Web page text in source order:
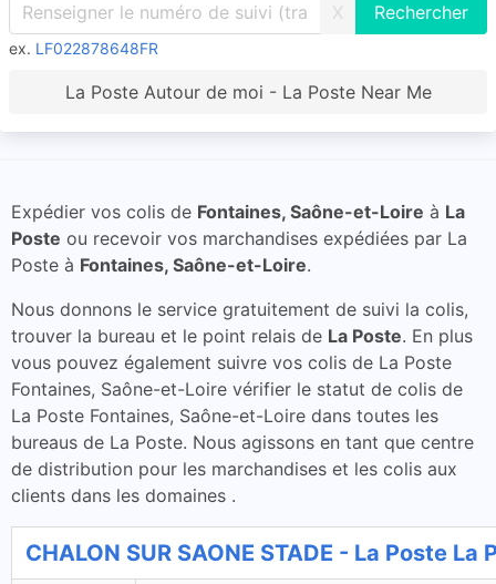
X
ex. LF022878648FR
La Poste Autour de moi - La Poste Near Me
Expédier vos colis de Fontaines, Saône-et-Loire à La
Poste ou recevoir vos marchandises expédiées par La
Poste à Fontaines, Saône-et-Loire.
Nous donnons le service gratuitement de suivi la colis,
trouver la bureau et le point relais de La Poste. En plus
vous pouvez également suivre vos colis de La Poste
Fontaines, Saône-et-Loire vérifier le statut de colis de
La Poste Fontaines, Saône-et-Loire dans toutes les
bureaus de La Poste. Nous agissons en tant que centre
de distribution pour les marchandises et les colis aux
clients dans les domaines .
CHALON SUR SAONE STADE - La Poste La